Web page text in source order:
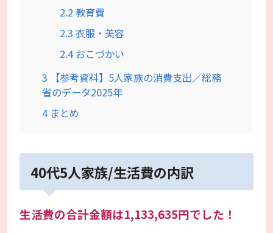
2.2 教育費
2.3 衣服・美容
2.4 おこづかい
3 【参考資料】5人家族の消費支出／総務
省のデータ2025年
4 まとめ
40代5人家族/生活費の内訳
生活費の合計金額は1,133,635円でした！